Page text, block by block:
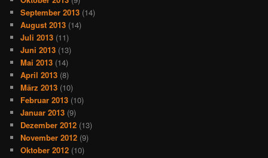
September 2013 (14)
August 2013 (14)
Juli 2013 (11)
Juni 2013 (13)
Mai 2013 (14)
April 2013 (8)
März 2013 (10)
Februar 2013 (10)
Januar 2013 (9)
Dezember 2012 (13)
November 2012 (9)
Oktober 2012 (10)